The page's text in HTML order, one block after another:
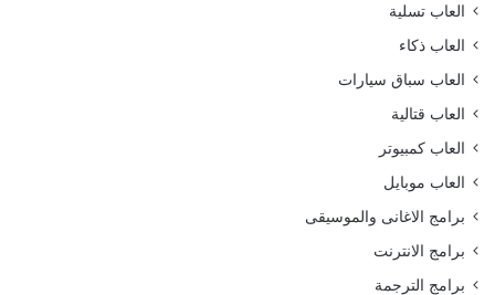
العاب تسلية
العاب ذكاء
العاب سباق سيارات
العاب قتالية
العاب كمبيوتر
العاب موبايل
برامج الاغانى والموسيقى
برامج الانترنت
برامج الترجمة